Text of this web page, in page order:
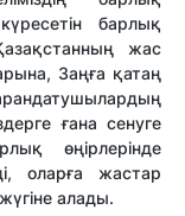
барлық
жас
Заңға қатаң
ғана сенуге
өңірлерінде
оларға жастар
алады.